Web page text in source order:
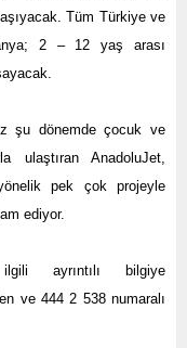
Tüm Türkiye ve
2 – 12 yaş arası
şu dönemde çocuk ve
ulaştıran AnadoluJet,
pek çok projeyle
ediyor.
ayrıntılı bilgiye
ve 444 2 538 numaralı